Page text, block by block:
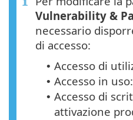
Vulnerability &
necessario
di accesso:
• Accesso di
• Accesso in
• Accesso di
attivazione